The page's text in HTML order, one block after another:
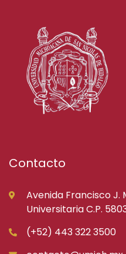
Contacto
Avenida Francisco J.
Universitaria C.P.
(+52) 443 322 3500